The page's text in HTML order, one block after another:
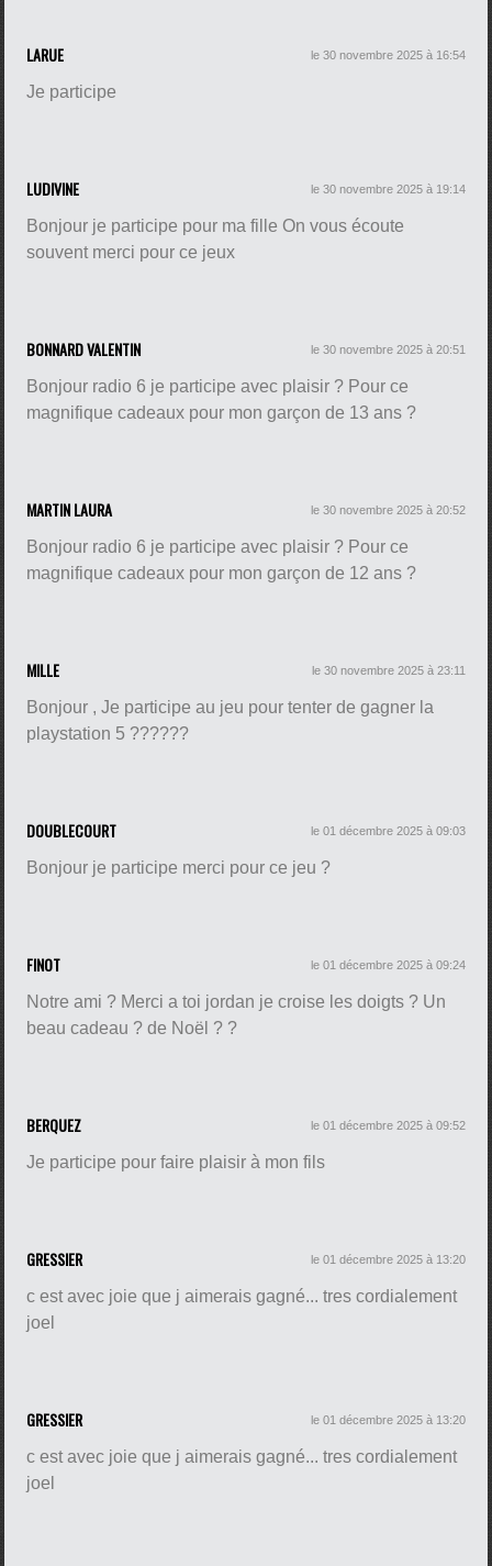
LARUE le 30 novembre 2025 à 16:54
Je participe
LUDIVINE le 30 novembre 2025 à 19:14
Bonjour je participe pour ma fille On vous écoute
souvent merci pour ce jeux
BONNARD VALENTIN le 30 novembre 2025 à 20:51
Bonjour radio 6 je participe avec plaisir ? Pour ce
magnifique cadeaux pour mon garçon de 13 ans ?
MARTIN LAURA le 30 novembre 2025 à 20:52
Bonjour radio 6 je participe avec plaisir ? Pour ce
magnifique cadeaux pour mon garçon de 12 ans ?
MILLE le 30 novembre 2025 à 23:11
Bonjour , Je participe au jeu pour tenter de gagner la
playstation 5 ??????
DOUBLECOURT le 01 décembre 2025 à 09:03
Bonjour je participe merci pour ce jeu ?
FINOT le 01 décembre 2025 à 09:24
Notre ami ? Merci a toi jordan je croise les doigts ? Un
beau cadeau ? de Noël ? ?
BERQUEZ le 01 décembre 2025 à 09:52
Je participe pour faire plaisir à mon fils
GRESSIER le 01 décembre 2025 à 13:20
c est avec joie que j aimerais gagné... tres cordialement
joel
GRESSIER le 01 décembre 2025 à 13:20
c est avec joie que j aimerais gagné... tres cordialement
joel